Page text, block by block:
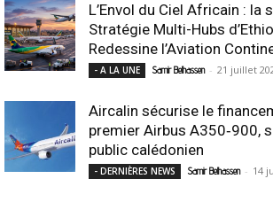
L’Envol du Ciel Africain : la
Stratégie Multi-Hubs
Redessine l’Aviation
- A LA UNE Samir Belhassen - 21 juillet
Aircalin sécurise le
premier Airbus A350‑900,
public calédonien
- DERNIÈRES NEWS Samir Belhassen - 14